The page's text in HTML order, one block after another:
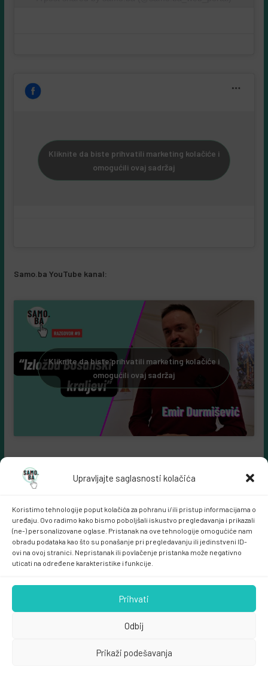
Upravljajte saglasnosti kolačića
Koristimo tehnologije poput kolačića za pohranu i/ili pristup informacijama o
uređaju. Ovo radimo kako bismo poboljšali iskustvo pregledavanja i prikazali
(ne-) personalizovane oglase. Pristanak na ove tehnologije omogućiće nam
obradu podataka kao što su ponašanje pri pregledavanju ili jedinstveni ID-
ovi na ovoj stranici. Nepristanak ili povlačenje pristanka može negativno
uticati na određene karakteristike i funkcije.
Prihvati
Odbij
Prikaži podešavanja
Kliknite da biste prihvatili marketing kolačiće i
omogućili ovaj sadržaj
Samo.ba YouTube kanal:
Kliknite da biste prihvatili marketing kolačiće i
omogućili ovaj sadržaj
Samo.ba MARKETING